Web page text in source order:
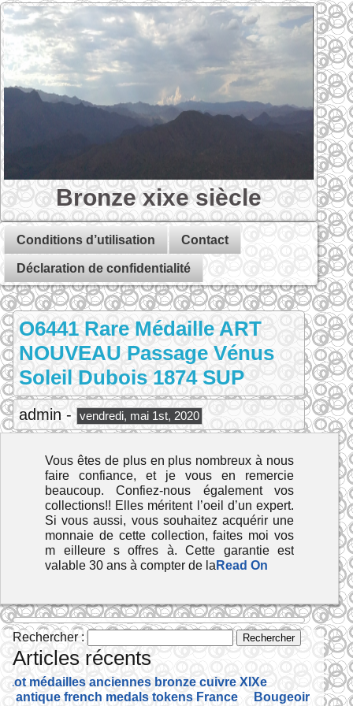
Bronze xixe siècle
Conditions d’utilisation Contact
Déclaration de confidentialité
O6441 Rare Médaille ART
NOUVEAU Passage Vénus
Soleil Dubois 1874 SUP
admin - vendredi, mai 1st, 2020
Vous êtes de plus en plus nombreux à nous
faire confiance, et je vous en remercie
beaucoup. Confiez-nous également vos
collections!! Elles méritent l’oeil d’un expert.
Si vous aussi, vous souhaitez acquérir une
monnaie de cette collection, faites moi vos
m eilleure s offres à. Cette garantie est
valable 30 ans à compter de la Read On
Rechercher :
Articles récents
Lot médailles anciennes bronze cuivre XIXe
antique french medals tokens France
Bougeoir